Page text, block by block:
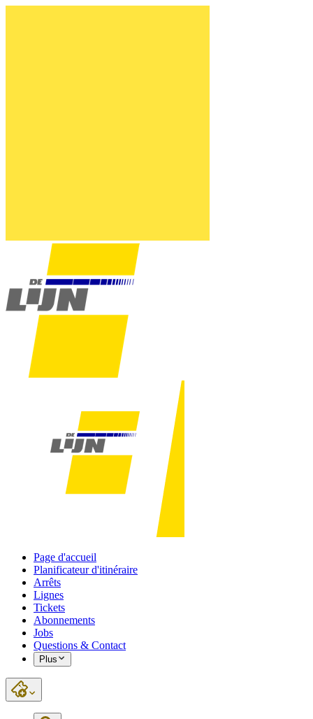
Page d'accueil
Planificateur d'itinéraire
Arrêts
Lignes
Tickets
Abonnements
Jobs
Questions & Contact
Plus